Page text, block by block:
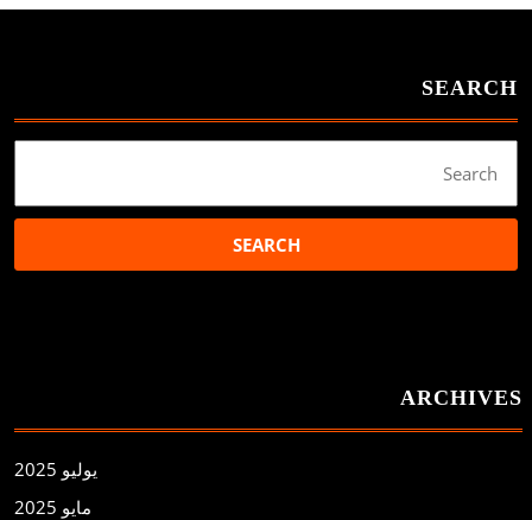
SEARCH
for:
ARCHIVES
يوليو 2025
مايو 2025